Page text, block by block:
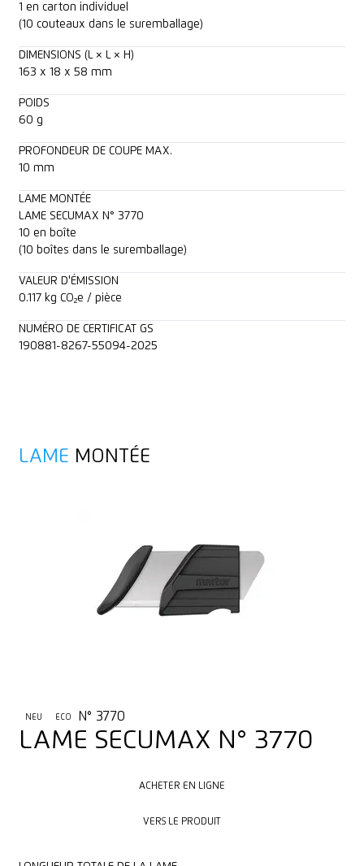
1 en carton individuel
(10 couteaux dans le suremballage)
DIMENSIONS (L × L × H)
163 x 18 x 58 mm
POIDS
60 g
PROFONDEUR DE COUPE MAX.
10 mm
LAME MONTÉE
LAME SECUMAX N° 3770
10 en boîte
(10 boîtes dans le suremballage)
VALEUR D'ÉMISSION
0.117 kg CO₂e / pièce
NUMÉRO DE CERTIFICAT GS
190881-8267-55094-2025
LAME MONTÉE
NEU ECO N° 3770
LAME SECUMAX N° 3770
ACHETER EN LIGNE
VERS LE PRODUIT